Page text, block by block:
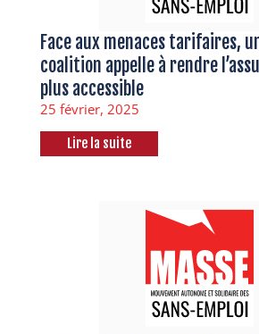
Face aux menaces tarifaires,
coalition appelle à rendre
plus accessible
25 février, 2025
Lire la suite